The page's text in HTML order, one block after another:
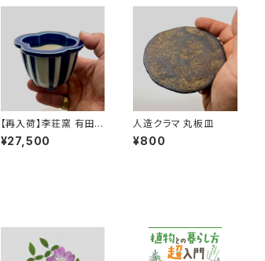
【再入荷】李荘窯 有田焼
の鉢 "瑠璃釉木瓜式"
¥27,500
人造クラマ 丸板皿
¥800